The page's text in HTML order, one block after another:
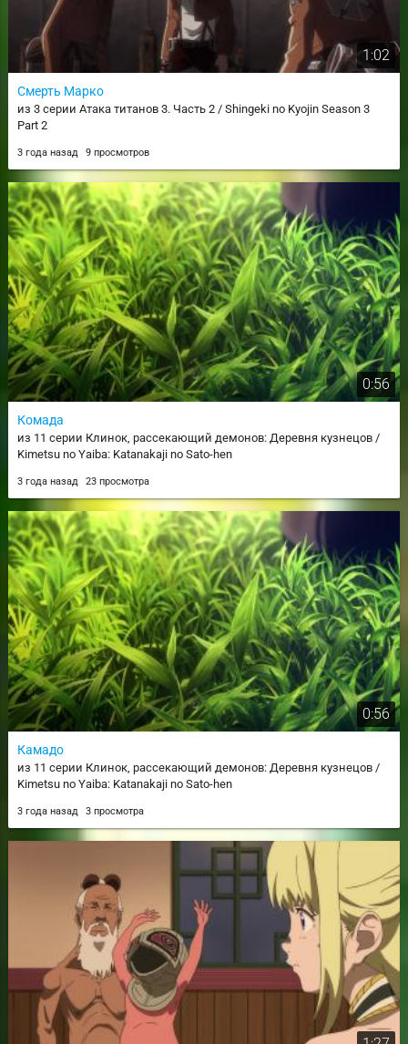
1:02
Смерть Марко
из 3 серии Атака титанов 3. Часть 2 / Shingeki no Kyojin Season 3
Part 2
3 года назад 9 просмотров
0:56
Комада
из 11 серии Клинок, рассекающий демонов: Деревня кузнецов /
Kimetsu no Yaiba: Katanakaji no Sato-hen
3 года назад 23 просмотра
0:56
Камадо
из 11 серии Клинок, рассекающий демонов: Деревня кузнецов /
Kimetsu no Yaiba: Katanakaji no Sato-hen
3 года назад 3 просмотра